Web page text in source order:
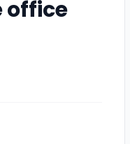
office